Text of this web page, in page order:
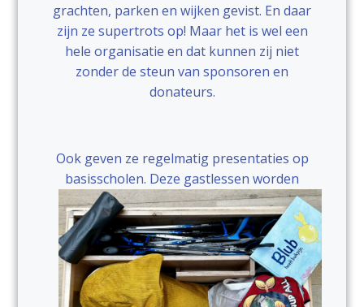
grachten, parken en wijken gevist. En daar
zijn ze supertrots op! Maar het is wel een
hele organisatie en dat kunnen zij niet
zonder de steun van sponsoren en
donateurs.
Ook geven ze regelmatig presentaties op
basisscholen. Deze gastlessen worden